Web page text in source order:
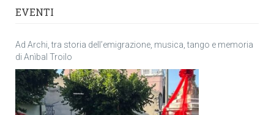
EVENTI
Ad Archi, tra storia dell’emigrazione, musica, tango e memoria
di Anìbal Troilo